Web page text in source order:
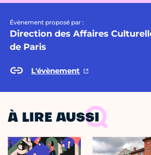
Évènement proposé par :
Direction des Affaires
de Paris
L'évènement
À LIRE AUSSI